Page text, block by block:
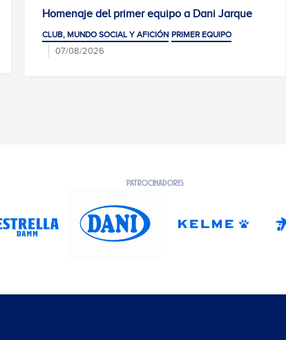
Homenaje del primer equipo a Dani Jarque
CLUB, MUNDO SOCIAL Y AFICIÓN PRIMER EQUIPO
07/08/2026
PATROCINADORES